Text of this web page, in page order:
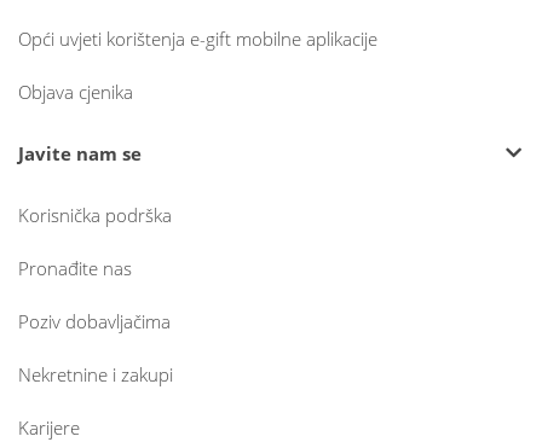
Opći uvjeti korištenja e-gift mobilne aplikacije
Objava cjenika
Javite nam se
Korisnička podrška
Pronađite nas
Poziv dobavljačima
Nekretnine i zakupi
Karijere